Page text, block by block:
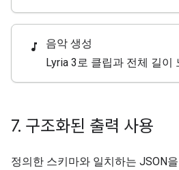
music_note
음악 생성
Lyria 3로 클립과 전체 길이
7. 구조화된 출력 사용
정의한 스키마와 일치하는 JSON